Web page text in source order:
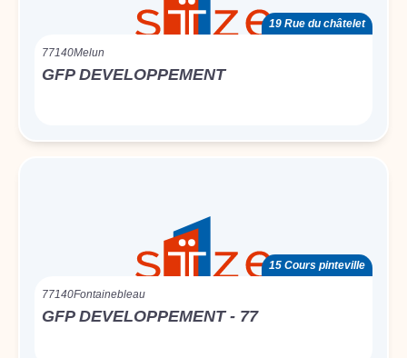
19 Rue du châtelet
77140Melun
GFP DEVELOPPEMENT
15 Cours pinteville
77140Fontainebleau
GFP DEVELOPPEMENT - 77